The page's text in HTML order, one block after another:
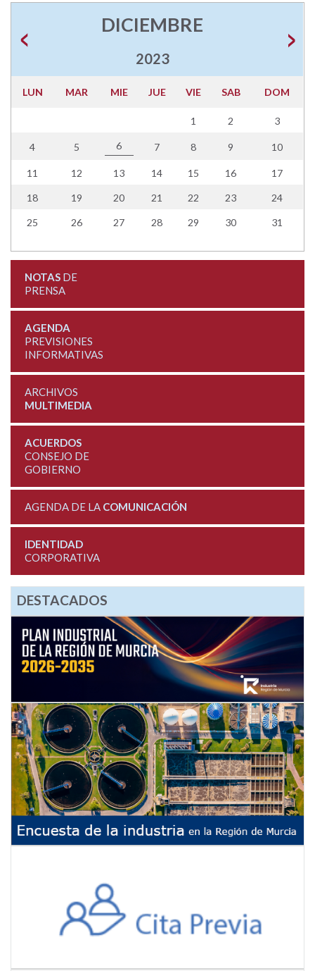
DICIEMBRE
2023
LUN MAR MIE JUE VIE SAB DOM
1 2 3
4 5 6 7 8 9 10
11 12 13 14 15 16 17
18 19 20 21 22 23 24
25 26 27 28 29 30 31
NOTASDE
PRENSA
AGENDA
PREVISIONES
INFORMATIVAS
ARCHIVOS
MULTIMEDIA
ACUERDOS
CONSEJO DE
GOBIERNO
AGENDA DE LA COMUNICACIÓN
IDENTIDAD
CORPORATIVA
DESTACADOS